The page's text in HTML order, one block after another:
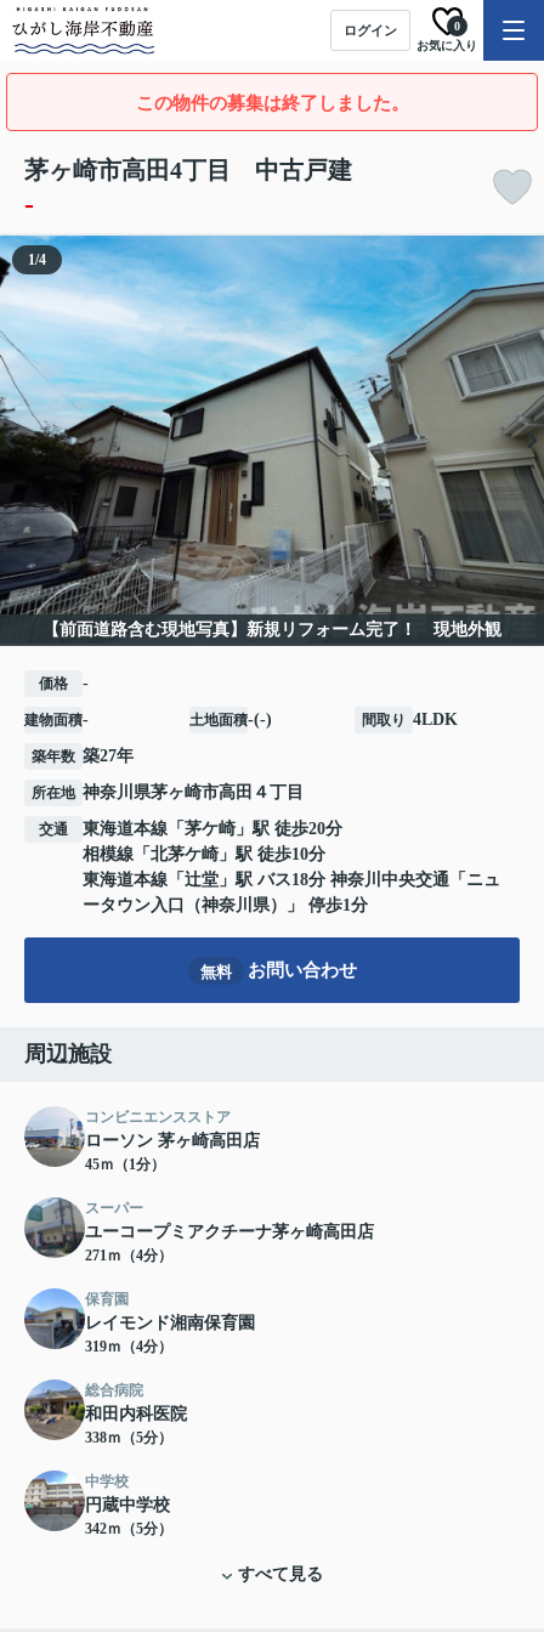
ログイン
お気に入り
0
この物件の募集は終了しました。
茅ヶ崎市高田4丁目 中古戸建
-
【前面道路含む現地写真】新規リフォーム完了！ 現地外観
1/4
価格 -
建物面積- 土地面積-(-) 間取り 4LDK
築年数 築27年
所在地 神奈川県茅ヶ崎市高田 ４丁目
交通 東海道本線 「 茅ケ崎 」駅 徒歩20分
相模線 「 北茅ケ崎 」駅 徒歩10分
東海道本線 「 辻堂 」駅 バス18分 神奈川中央交通「ニュ
ータウン入口（神奈川県）」 停歩1分
無料 お問い合わせ
周辺施設
コンビニエンスストア
ローソン 茅ヶ崎高田店
45ｍ（1分）
スーパー
ユーコープミアクチーナ茅ヶ崎高田店
271ｍ（4分）
保育園
レイモンド湘南保育園
319ｍ（4分）
総合病院
和田内科医院
338ｍ（5分）
中学校
円蔵中学校
342ｍ（5分）
すべて見る